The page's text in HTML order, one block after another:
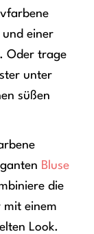
und einer
Oder trage
unter
süßen
Bluse
die
mit einem
Look.